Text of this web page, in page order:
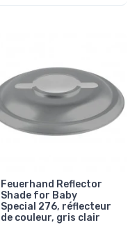
Feuerhand Reflector
Shade for Baby
Special 276, réflecteur
de couleur, gris clair